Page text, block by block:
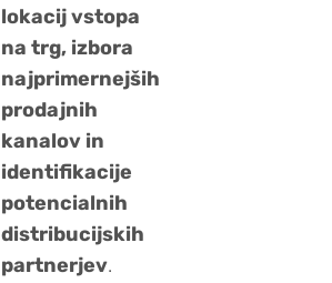
lokacij vstopa
na trg, izbora
najprimernejših
prodajnih
kanalov in
identifikacije
potencialnih
distribucijskih
partnerjev.